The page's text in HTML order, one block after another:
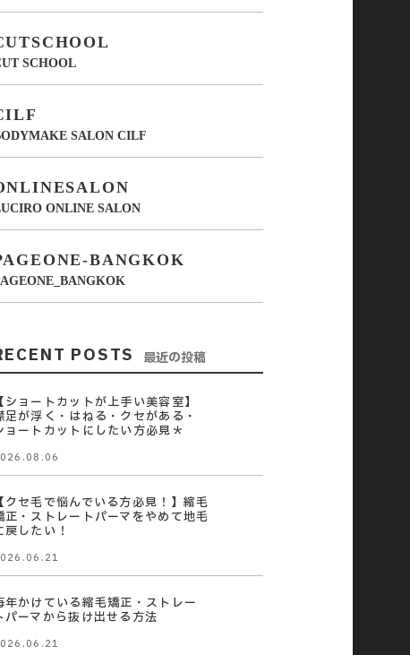
SCHOOL
SALON CILF
ONLINE SALON
BANGKOK
POSTS 最近の投稿
【ショートカットが上手い美容室】
足が浮く・はねる・クセがある・
ョートカットにしたい方必見＊
【クセ毛で悩んでいる方必見！】縮毛
正・ストレートパーマをやめて地毛
戻したい！
年かけている縮毛矯正・ストレー
パーマから抜け出せる方法